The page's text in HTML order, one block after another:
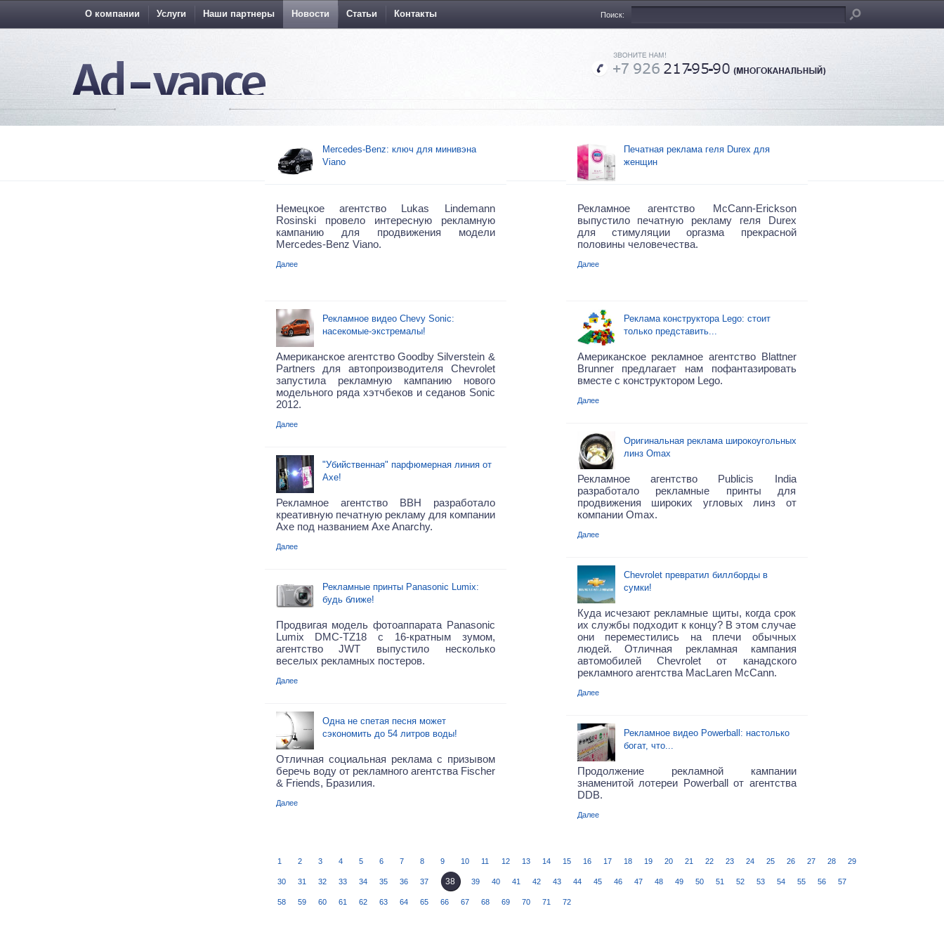
О компании Услуги Наши партнеры Новости Статьи Контакты Поиск:
Mercedes-Benz: ключ для минивэна
Viano
Немецкое агентство Lukas Lindemann
Rosinski провело интересную рекламную
кампанию для продвижения модели
Mercedes-Benz Viano.
Далее
Рекламное видео Chevy Sonic:
насекомые-экстремалы!
Американское агентство Goodby Silverstein &
Partners для автопроизводителя Chevrolet
запустила рекламную кампанию нового
модельного ряда хэтчбеков и седанов Sonic
2012.
Далее
"Убийственная" парфюмерная линия от
Axe!
Рекламное агентство BBH разработало
креативную печатную рекламу для компании
Axe под названием Axe Anarchy.
Далее
Рекламные принты Panasonic Lumix:
будь ближе!
Продвигая модель фотоаппарата Panasonic
Lumix DMC-TZ18 с 16-кратным зумом,
агентство JWT выпустило несколько
веселых рекламных постеров.
Далее
Одна не спетая песня может
сэкономить до 54 литров воды!
Отличная социальная реклама с призывом
беречь воду от рекламного агентства Fischer
& Friends, Бразилия.
Далее
Печатная реклама геля Durex для
женщин
Рекламное агентство McCann-Erickson
выпустило печатную рекламу геля Durex
для стимуляции оргазма прекрасной
половины человечества.
Далее
Реклама конструктора Lego: стоит
только представить...
Американское рекламное агентство Blattner
Brunner предлагает нам пофантазировать
вместе с конструктором Lego.
Далее
Оригинальная реклама широкоугольных
линз Omax
Рекламное агентство Publicis India
разработало рекламные принты для
продвижения широких угловых линз от
компании Omax.
Далее
Chevrolet превратил биллборды в
сумки!
Куда исчезают рекламные щиты, когда срок
их службы подходит к концу? В этом случае
они переместились на плечи обычных
людей. Отличная рекламная кампания
автомобилей Chevrolet от канадского
рекламного агентства MacLaren McCann.
Далее
Рекламное видео Powerball: настолько
богат, что...
Продолжение рекламной кампании
знаменитой лотереи Powerball от агентства
DDB.
Далее
1 2 3 4 5 6 7 8 9 10 11 12 13 14 15 16 17 18 19 20 21 22 23 24 25 26 27 28 29
30 31 32 33 34 35 36 37 38 39 40 41 42 43 44 45 46 47 48 49 50 51 52 53 54 55 56 57
58 59 60 61 62 63 64 65 66 67 68 69 70 71 72